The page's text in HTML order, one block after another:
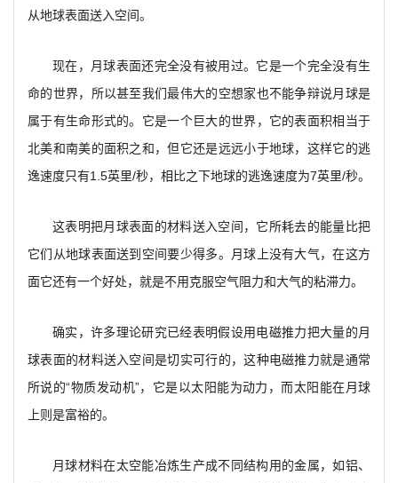
从地球表面送入空间。
现在，月球表面还完全没有被用过。它是一个完全没有生
命的世界，所以甚至我们最伟大的空想家也不能争辩说月球是
属于有生命形式的。它是一个巨大的世界，它的表面积相当于
北美和南美的面积之和，但它还是远远小于地球，这样它的逃
逸速度只有1.5英里/秒，相比之下地球的逃逸速度为7英里/秒。
这表明把月球表面的材料送入空间，它所耗去的能量比把
它们从地球表面送到空间要少得多。月球上没有大气，在这方
面它还有一个好处，就是不用克服空气阻力和大气的粘滞力。
确实，许多理论研究已经表明假设用电磁推力把大量的月
球表面的材料送入空间是切实可行的，这种电磁推力就是通常
所说的“物质发动机”，它是以太阳能为动力，而太阳能在月球
上则是富裕的。
月球材料在太空能冶炼生产成不同结构用的金属，如铝、